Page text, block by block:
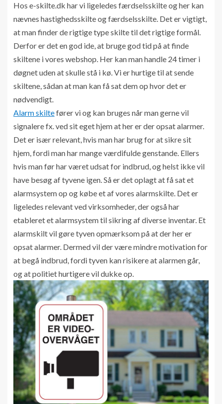
Hos e-skilte.dk har vi ligeledes færdselsskilte og her kan
nævnes hastighedsskilte og færdselsskilte. Det er vigtigt,
at man finder de rigtige type skilte til det rigtige formål.
Derfor er det en god ide, at bruge god tid på at finde
skiltene i vores webshop. Her kan man handle 24 timer i
døgnet uden at skulle stå i kø. Vi er hurtige til at sende
skiltene, sådan at man kan få sat dem op hvor det er
nødvendigt.
Alarm skiltefører vi og kan bruges når man gerne vil
signalere fx. ved sit eget hjem at her er der opsat alarmer.
Det er især relevant, hvis man har brug for at sikre sit
hjem, fordi man har mange værdifulde genstande. Ellers
hvis man før har været udsat for indbrud, og helst ikke vil
have besøg af tyvene igen. Så er det oplagt at få sat et
alarmsystem op og købe et af vores alarmskilte. Det er
ligeledes relevant ved virksomheder, der også har
etableret et alarmsystem til sikring af diverse inventar. Et
alarmskilt vil gøre tyven opmærksom på at der her er
opsat alarmer. Dermed vil der være mindre motivation for
at begå indbrud, fordi tyven kan risikere at alarmen går,
og at politiet hurtigere vil dukke op.